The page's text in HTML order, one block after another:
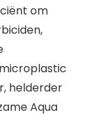
om
helderder
Aqua